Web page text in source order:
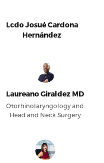
Lcdo Josué Cardona
Hernández
Laureano Giraldez MD
Otorhinolaryngology and
Head and Neck Surgery